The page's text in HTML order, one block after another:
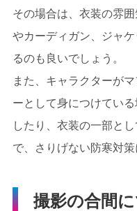
その場合は、衣装の雰
やカーディガン、ジャ
るのも良いでしょう。
また、キャラクターが
ーとして身につけてい
したり、衣装の一部と
で、さりげない防寒対策
撮影の合間